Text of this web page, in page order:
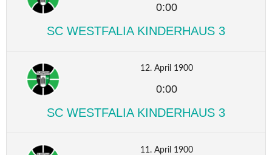
0:00
SC WESTFALIA KINDERHAUS 3
12. April 1900
0:00
SC WESTFALIA KINDERHAUS 3
11. April 1900